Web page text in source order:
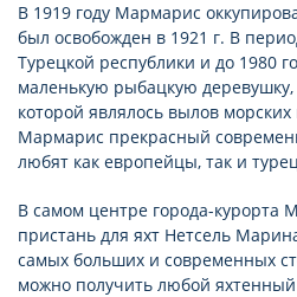
В 1919 году Мармарис
был освобожден в 1921 г. В
Турецкой республики и до 1980
маленькую рыбацкую
которой являлось вылов
Мармарис прекрасный
любят как европейцы, так и
В самом центре города-курорта
пристань для яхт Нетсель
самых больших и современных
можно получить любой